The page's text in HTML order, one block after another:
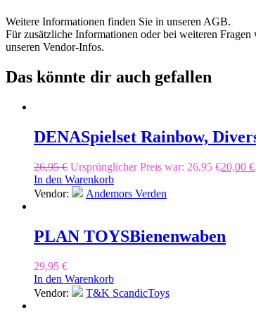
Weitere Informationen finden Sie in unseren AGB.
Für zusätzliche Informationen oder bei weiteren
unseren Vendor-Infos.
Das könnte dir auch gefallen
DENASpielset Rainbow,
26,95€ Ursprünglicher Preis war: 26,95 €20,00 €
In den Warenkorb
Vendor:
Andemors Verden
PLAN TOYSBienenwaben
29,95 €
In den Warenkorb
Vendor:
T&K ScandicToys